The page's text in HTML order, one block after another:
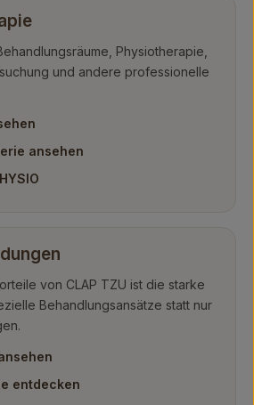
Physiotherapie,
und andere professionelle
ansehen
von CLAP TZU ist die starke
Behandlungsansätze statt nur
entdecken